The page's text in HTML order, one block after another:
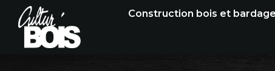
contenu
principal
Construction bois et bardage